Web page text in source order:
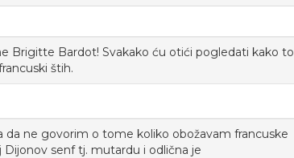
Brigitte Bardot! Svakako ću otići pogledati kako to
štih.
da ne govorim o tome koliko obožavam francuske
Dijonov senf tj. mutardu i odlična je